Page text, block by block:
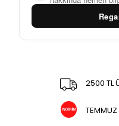
2500 TL
TEMMUZ